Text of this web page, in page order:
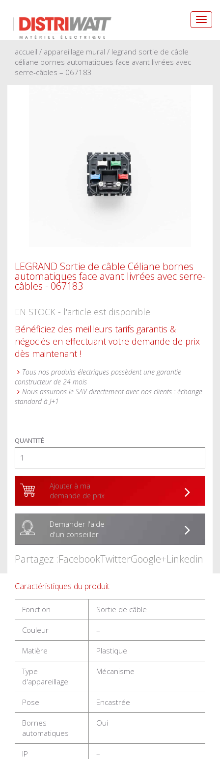
accueil / appareillage mural / legrand sortie de câble
céliane bornes automatiques face avant livrées avec
serre-câbles – 067183
LEGRAND Sortie de câble Céliane bornes
automatiques face avant livrées avec serre-
câbles - 067183
EN STOCK - l'article est disponible
Bénéficiez des meilleurs tarifs garantis &
négociés en effectuant votre demande de prix
dès maintenant !
Tous nos produits électriques possèdent une garantie
constructeur de 24 mois
Nous assurons le SAV directement avec nos clients : échange
standard à J+1
QUANTITÉ
Ajouter à ma
demande de prix
Demander l'aide
d'un conseiller
Partagez :FacebookTwitterGoogle+Linkedin
Caractéristiques du produit
Fonction Sortie de câble
Couleur –
Matière Plastique
Type
d'appareillage
Mécanisme
Pose Encastrée
Bornes
automatiques
Oui
IP –